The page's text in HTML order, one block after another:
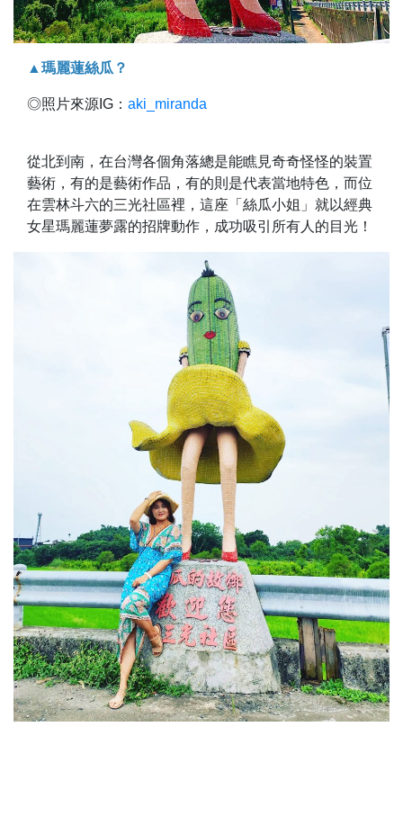
▲瑪麗蓮絲瓜？
◎照片來源IG： aki_miranda
從北到南，在台灣各個角落總是能瞧見奇奇怪怪的裝置
藝術，有的是藝術作品，有的則是代表當地特色，而位
在雲林斗六的三光社區裡，這座「絲瓜小姐」就以經典
女星瑪麗蓮夢露的招牌動作，成功吸引所有人的目光！